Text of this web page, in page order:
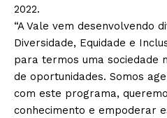
2022.
“A Vale vem desenvolvendo
Diversidade, Equidade e
para termos uma sociedade
de oportunidades. Somos
com este programa,
conhecimento e empoderar